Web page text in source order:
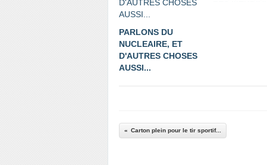
PARLONS DU
NUCLEAIRE, ET
D'AUTRES CHOSES
AUSSI...
Carton plein pour le tir sportif...